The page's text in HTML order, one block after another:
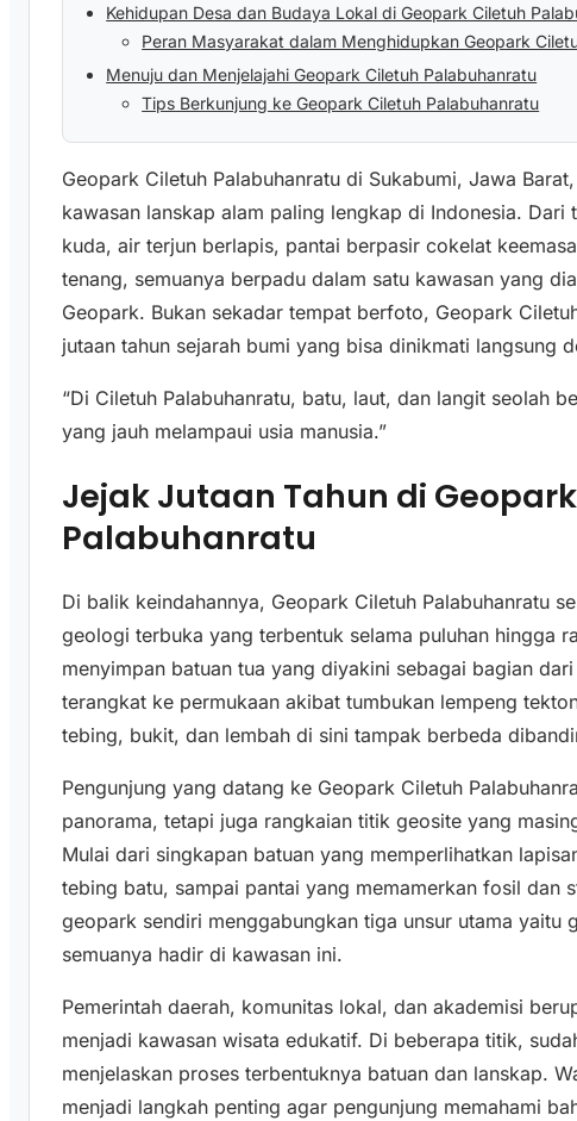
Kehidupan Desa dan Budaya Lokal di Geopark Ciletuh
Peran Masyarakat dalam Menghidupkan Geopark
Menuju dan Menjelajahi Geopark Ciletuh Palabuhanratu
Tips Berkunjung ke Geopark Ciletuh Palabuhanratu
Geopark Ciletuh Palabuhanratu di Sukabumi, Jawa
kawasan lanskap alam paling lengkap di Indonesia. Dari
kuda, air terjun berlapis, pantai berpasir cokelat
tenang, semuanya berpadu dalam satu kawasan yang
Geopark. Bukan sekadar tempat berfoto, Geopark
jutaan tahun sejarah bumi yang bisa dinikmati langsung
“Di Ciletuh Palabuhanratu, batu, laut, dan langit seolah
yang jauh melampaui usia manusia.”
Jejak Jutaan Tahun di
Palabuhanratu
Di balik keindahannya, Geopark Ciletuh Palabuhanratu
geologi terbuka yang terbentuk selama puluhan hingga
menyimpan batuan tua yang diyakini sebagai bagian
terangkat ke permukaan akibat tumbukan lempeng
tebing, bukit, dan lembah di sini tampak berbeda
Pengunjung yang datang ke Geopark Ciletuh
panorama, tetapi juga rangkaian titik geosite yang
Mulai dari singkapan batuan yang memperlihatkan
tebing batu, sampai pantai yang memamerkan fosil dan
geopark sendiri menggabungkan tiga unsur utama yaitu
semuanya hadir di kawasan ini.
Pemerintah daerah, komunitas lokal, dan akademisi
menjadi kawasan wisata edukatif. Di beberapa titik,
menjelaskan proses terbentuknya batuan dan lanskap.
menjadi langkah penting agar pengunjung memahami